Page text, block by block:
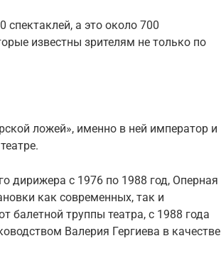
спектаклей, а это около 700
известны зрителям не только по
ложей», именно в ней император и
дирижера с 1976 по 1988 год, Оперная
как современных, так и
балетной труппы театра, с 1988 года
Валерия Гергиева в качестве